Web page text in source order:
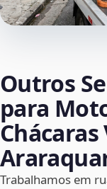
Outros
para
Chácaras
Trabalhamos em